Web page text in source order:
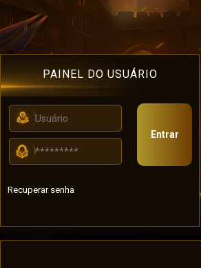
PAINEL DO USUÁRIO
Entrar
Recuperar senha